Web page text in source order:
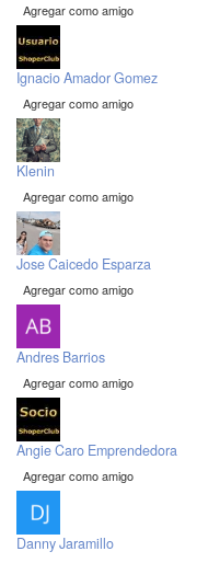
Agregar como amigo
Ignacio Amador Gomez
Agregar como amigo
Klenin
Agregar como amigo
Jose Caicedo Esparza
Agregar como amigo
Andres Barrios
Agregar como amigo
Angie Caro Emprendedora
Agregar como amigo
Danny Jaramillo